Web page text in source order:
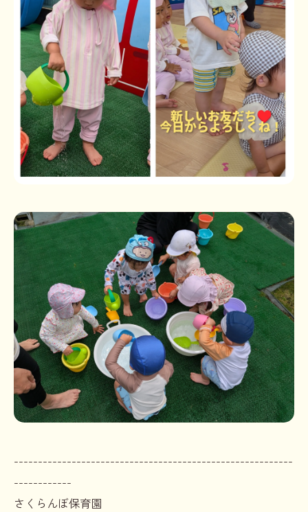
----------------------------------------------------------
------------
さくらんぼ保育園